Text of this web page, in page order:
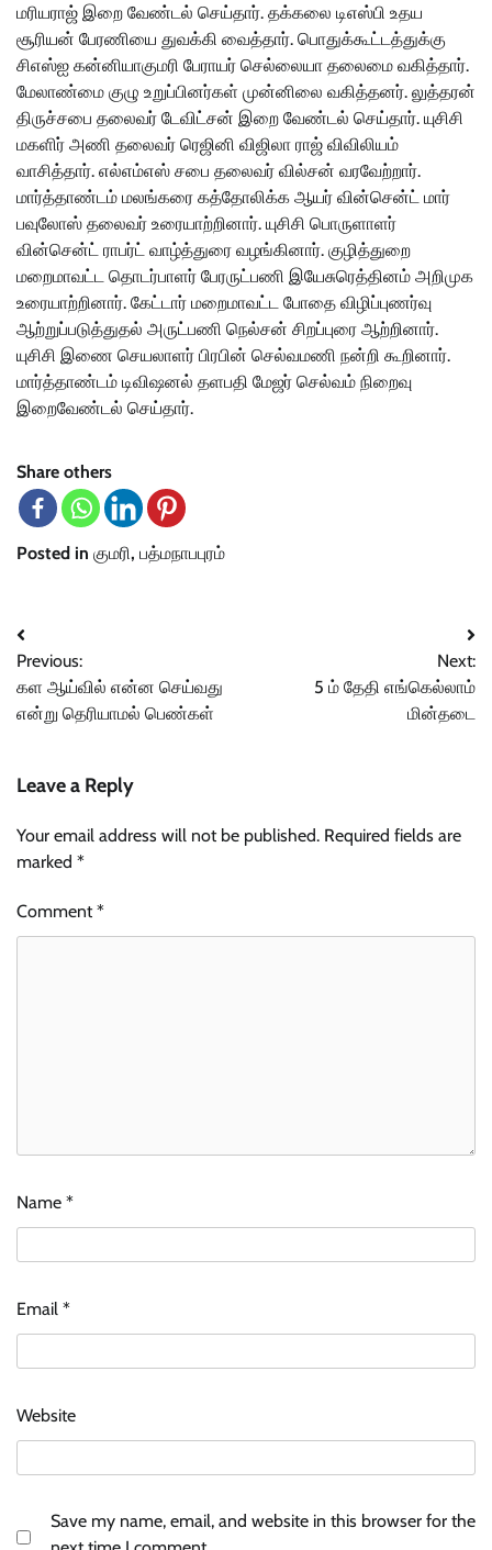
மரியராஜ் இறை வேண்டல் செய்தார். தக்கலை டிஎஸ்பி உதய
சூரியன் பேரணியை துவக்கி வைத்தார். பொதுக்கூட்டத்துக்கு
சிஎஸ்ஐ கன்னியாகுமரி பேராயர் செல்லையா தலைமை வகித்தார்.
மேலாண்மை குழு உறுப்பினர்கள் முன்னிலை வகித்தனர். லுத்தரன்
திருச்சபை தலைவர் டேவிட்சன் இறை வேண்டல் செய்தார். யுசிசி
மகளிர் அணி தலைவர் ரெஜினி விஜிலா ராஜ் விவிலியம்
வாசித்தார். எல்எம்எஸ் சபை தலைவர் வில்சன் வரவேற்றார்.
மார்த்தாண்டம் மலங்கரை கத்தோலிக்க ஆயர் வின்சென்ட் மார்
பவுலோஸ் தலைவர் உரையாற்றினார். யுசிசி பொருளாளர்
வின்சென்ட் ராபர்ட் வாழ்த்துரை வழங்கினார். குழித்துறை
மறைமாவட்ட தொடர்பாளர் பேரருட்பணி இயேசுரெத்தினம் அறிமுக
உரையாற்றினார். கேட்டார் மறைமாவட்ட போதை விழிப்புணர்வு
ஆற்றுப்படுத்துதல் அருட்பணி நெல்சன் சிறப்புரை ஆற்றினார்.
யுசிசி இணை செயலாளர் பிரபின் செல்வமணி நன்றி கூறினார்.
மார்த்தாண்டம் டிவிஷனல் தளபதி மேஜர் செல்வம் நிறைவு
இறைவேண்டல் செய்தார்.
Share others
Posted in குமரி, பத்மநாபபுரம்
Post
navigation
Previous:
கள ஆய்வில் என்ன செய்வது
என்று தெரியாமல் பெண்கள்
Next:
5 ம் தேதி எங்கெல்லாம்
மின்தடை
Leave a Reply
Your email address will not be published. Required fields are
marked *
Comment*
Name *
Email *
Website
Save my name, email, and website in this browser for the